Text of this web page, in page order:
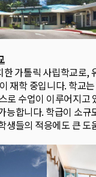
가톨릭 사립학교로,
재학 중입니다. 학교
로 수업이 이루어지고
능합니다. 학급이 소규
생들의 적응에도 큰 도